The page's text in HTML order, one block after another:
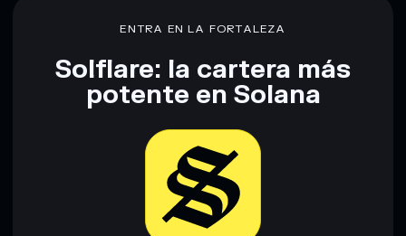
ENTRA EN LA FORTALEZA
Solflare: la cartera más
potente en Solana
Descargar ahora